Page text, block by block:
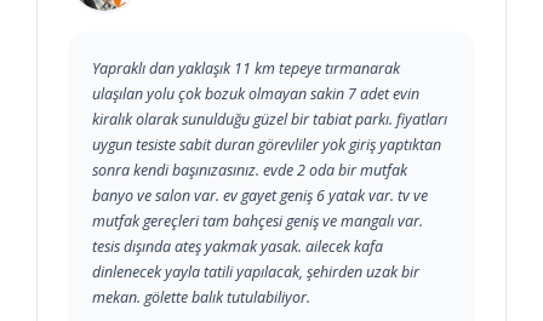
Yapraklı dan yaklaşık 11 km tepeye tırmanarak
ulaşılan yolu çok bozuk olmayan sakin 7 adet evin
kiralık olarak sunulduğu güzel bir tabiat parkı. fiyatları
uygun tesiste sabit duran görevliler yok giriş yaptıktan
sonra kendi başınızasınız. evde 2 oda bir mutfak
banyo ve salon var. ev gayet geniş 6 yatak var. tv ve
mutfak gereçleri tam bahçesi geniş ve mangalı var.
tesis dışında ateş yakmak yasak. ailecek kafa
dinlenecek yayla tatili yapılacak, şehirden uzak bir
mekan. gölette balık tutulabiliyor.